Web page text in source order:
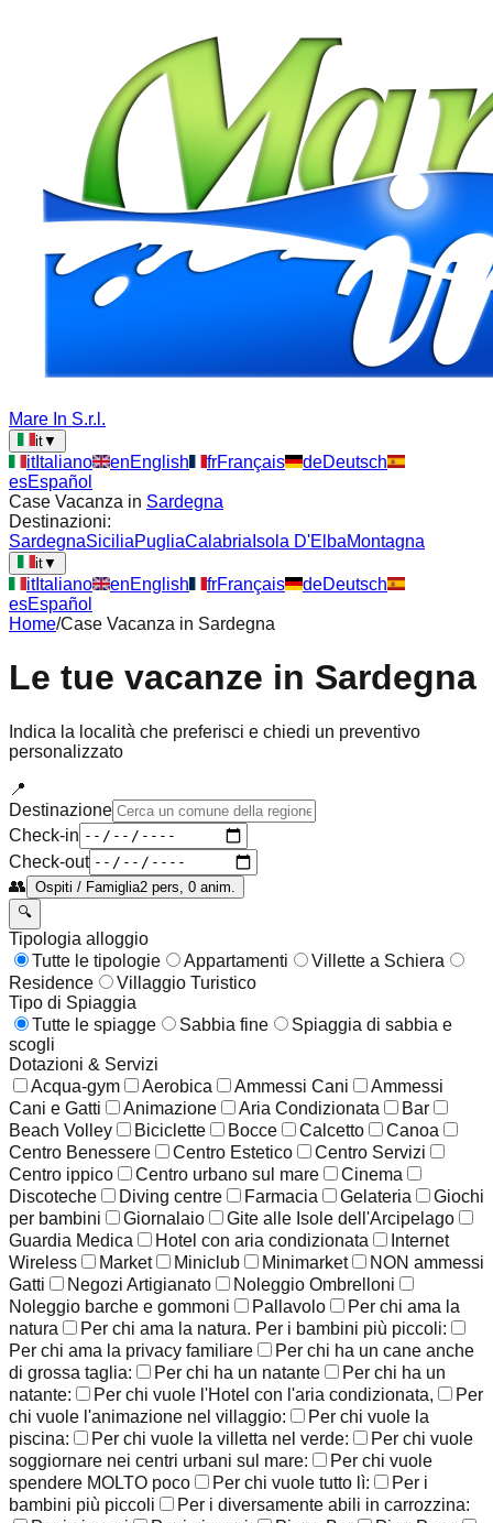
Mare In S.r.l.
it▼
itItaliano enEnglish frFrançais deDeutsch
esEspañol
Case Vacanza in Sardegna
Destinazioni:
SardegnaSiciliaPugliaCalabria Isola D'ElbaMontagna
it▼
itItaliano enEnglish frFrançais deDeutsch
esEspañol
Home/Case Vacanza in Sardegna
Le tue vacanze in Sardegna
Indica la località che preferisci e chiedi un preventivo
personalizzato
📍
Destinazione
Check-in
Check-out
👥 Ospiti / Famiglia2 pers, 0 anim.
🔍
Tipologia alloggio
Tutte le tipologie
Appartamenti
Villette a Schiera
Residence
Villaggio Turistico
Tipo di Spiaggia
Tutte le spiagge
Sabbia fine
Spiaggia di sabbia e
scogli
Dotazioni & Servizi
Acqua-gym
Aerobica Ammessi Cani
Ammessi
Cani e Gatti
Animazione Aria Condizionata
Bar
Beach Volley
Biciclette Bocce Calcetto
Canoa
Centro Benessere
Centro Estetico
Centro Servizi
Centro ippico
Centro urbano sul mare
Cinema
Discoteche
Diving centre Farmacia Gelateria
Giochi
per bambini
Giornalaio
Gite alle Isole dell'Arcipelago
Guardia Medica
Hotel con aria condizionata
Internet
Wireless
Market Miniclub Minimarket
NON ammessi
Gatti
Negozi Artigianato
Noleggio Ombrelloni
Noleggio barche e gommoni
Pallavolo
Per chi ama la
natura
Per chi ama la natura. Per i bambini più piccoli:
Per chi ama la privacy familiare
Per chi ha un cane anche
di grossa taglia:
Per chi ha un natante
Per chi ha un
natante:
Per chi vuole l'Hotel con l'aria condizionata,
Per
chi vuole l'animazione nel villaggio:
Per chi vuole la
piscina:
Per chi vuole la villetta nel verde:
Per chi vuole
soggiornare nei centri urbani sul mare:
Per chi vuole
spendere MOLTO poco
Per chi vuole tutto lì:
Per i
bambini più piccoli
Per i diversamente abili in carrozzina: